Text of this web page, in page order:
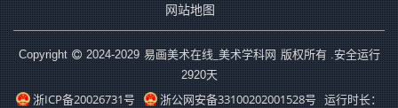
网站地图
Copyright 2024-2029 易画美术在线_美术学科网 版权所有 .安全运行
2920天
浙ICP备20026731号 浙公网安备33100202001528号
运行时长：